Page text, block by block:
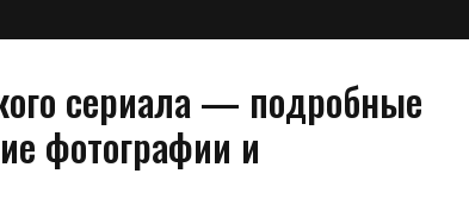
сериала — подробные
фотографии и